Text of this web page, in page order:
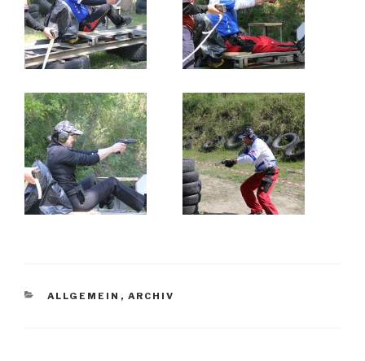
KATEGORIEN
ALLGEMEIN , ARCHIV